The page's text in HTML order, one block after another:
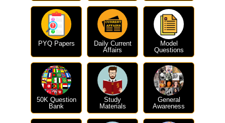
PYQ Papers
Daily Current
Affairs
Model
Questions
50K Question
Bank
Study
Materials
General
Awareness